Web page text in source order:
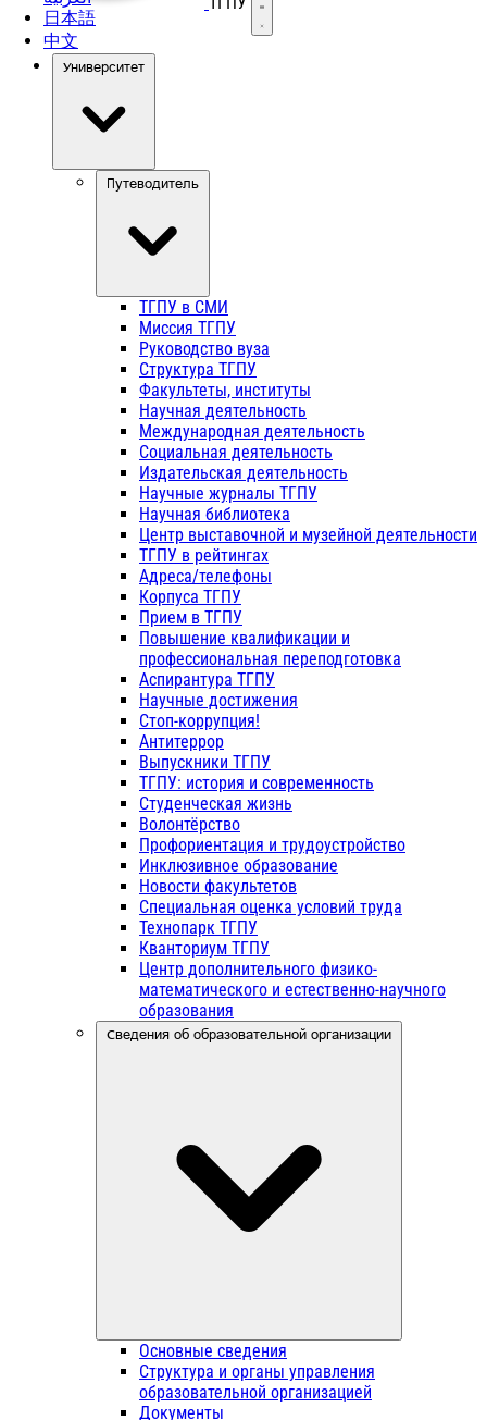
日本語
中文
Университет
Путеводитель
ТГПУ в СМИ
Миссия ТГПУ
Руководство вуза
Структура ТГПУ
Факультеты, институты
Научная деятельность
Международная деятельность
Социальная деятельность
Издательская деятельность
Научные журналы ТГПУ
Научная библиотека
Центр выставочной и музейной деятельности
ТГПУ в рейтингах
Адреса/телефоны
Корпуса ТГПУ
Прием в ТГПУ
Повышение квалификации и
профессиональная переподготовка
Аспирантура ТГПУ
Научные достижения
Стоп-коррупция!
Антитеррор
Выпускники ТГПУ
ТГПУ: история и современность
Студенческая жизнь
Волонтёрство
Профориентация и трудоустройство
Инклюзивное образование
Новости факультетов
Специальная оценка условий труда
Технопарк ТГПУ
Кванториум ТГПУ
Центр дополнительного физико-
математического и естественно-научного
образования
Сведения об образовательной организации
Основные сведения
Структура и органы управления
образовательной организацией
Документы